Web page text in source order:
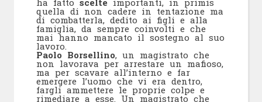
quella di non cadere in tentazione ma
di combatterla, dedito ai figli e alla
famiglia, da sempre coinvolti e che
mai hanno mancato il sostegno al suo
lavoro.
Paolo Borsellino, un magistrato che
non lavorava per arrestare un mafioso,
ma per scavare all’interno e far
emergere l’uomo che vi era dentro,
fargli ammettere le proprie colpe e
rimediare a esse. Un magistrato che